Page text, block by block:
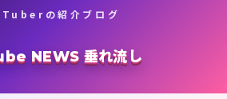
の紹介ブログ
NEWS 垂れ流し